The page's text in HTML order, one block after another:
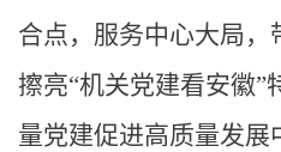
合点，服务中心大局，
擦亮“机关党建看安徽”
量党建促进高质量发展